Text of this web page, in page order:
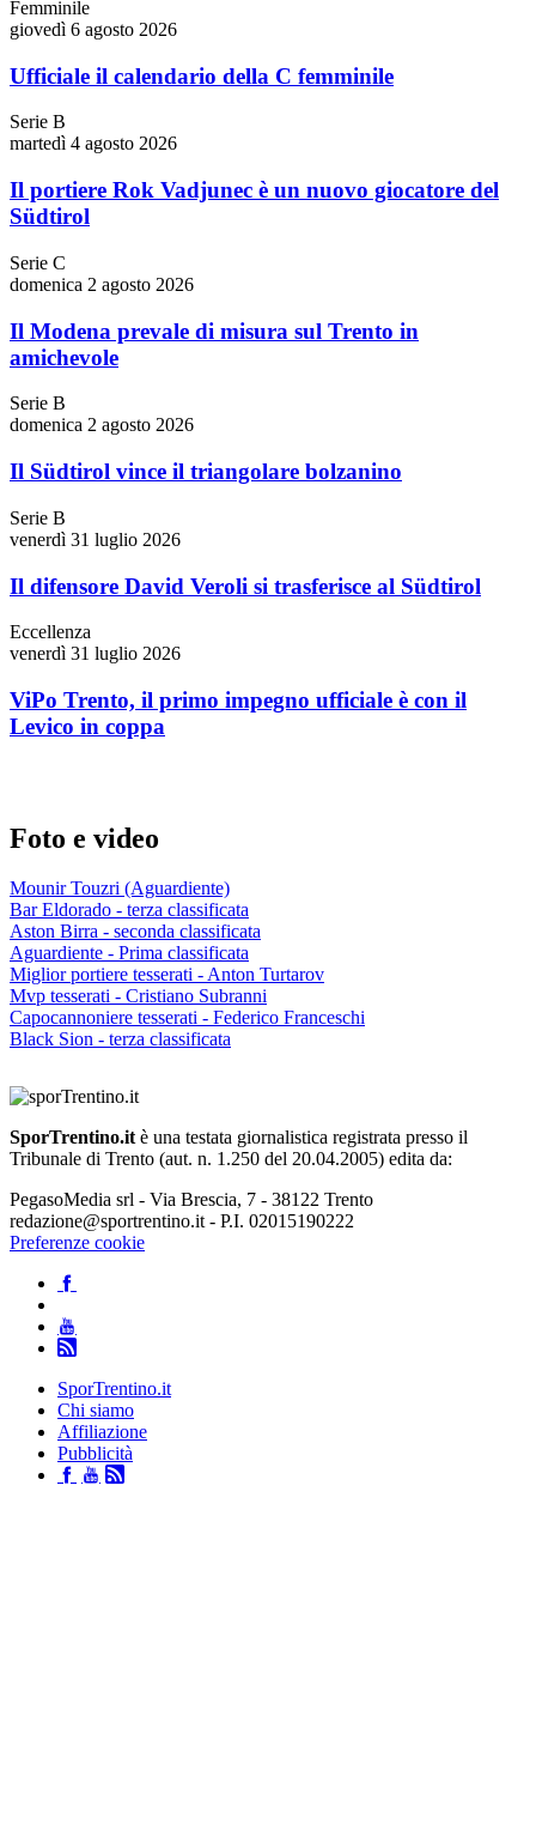
Femminile
giovedì 6 agosto 2026
Ufficiale il calendario della C femminile
Serie B
martedì 4 agosto 2026
Il portiere Rok Vadjunec è un nuovo giocatore del
Südtirol
Serie C
domenica 2 agosto 2026
Il Modena prevale di misura sul Trento in
amichevole
Serie B
domenica 2 agosto 2026
Il Südtirol vince il triangolare bolzanino
Serie B
venerdì 31 luglio 2026
Il difensore David Veroli si trasferisce al Südtirol
Eccellenza
venerdì 31 luglio 2026
ViPo Trento, il primo impegno ufficiale è con il
Levico in coppa
Foto e video
Mounir Touzri (Aguardiente)
Bar Eldorado - terza classificata
Aston Birra - seconda classificata
Aguardiente - Prima classificata
Miglior portiere tesserati - Anton Turtarov
Mvp tesserati - Cristiano Subranni
Capocannoniere tesserati - Federico Franceschi
Black Sion - terza classificata
SporTrentino.itè una testata giornalistica registrata presso il
Tribunale di Trento (aut. n. 1.250 del 20.04.2005) edita da:
PegasoMedia srl - Via Brescia, 7 - 38122 Trento
redazione@sportrentino.it - P.I. 02015190222
Preferenze cookie
SporTrentino.it
Chi siamo
Affiliazione
Pubblicità